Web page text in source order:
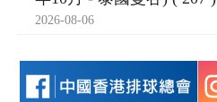
2026-08-06